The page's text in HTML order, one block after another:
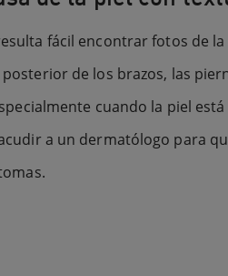
fácil encontrar fotos de
de los brazos, las
cuando la piel
a un dermatólogo para